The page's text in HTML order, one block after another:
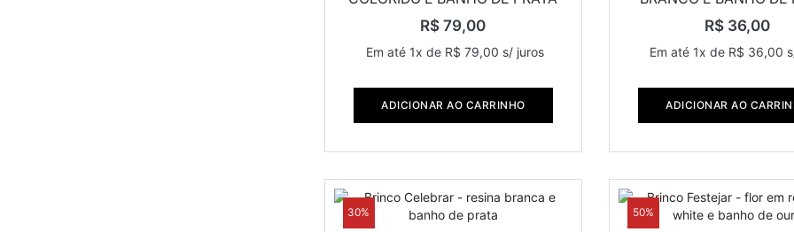
R$79,00
Em até 1x de R$ 79,00 s/ juros
ADICIONAR AO CARRINHO
R$ 36,00
Em até 1x de R$ 36,00
ADICIONAR AO
30% 50%